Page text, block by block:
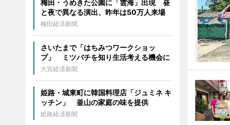
梅田・うめきた公園に「雲海」出現 昼
と夜で異なる演出、昨年は50万人来場
梅田経済新聞
さいたまで「はちみつワークショッ
プ」 ミツバチを知り生活考える機会に
大宮経済新聞
姫路・城東町に韓国料理店「ジュミネ キ
ッチン」 釜山の家庭の味を提供
姫路経済新聞